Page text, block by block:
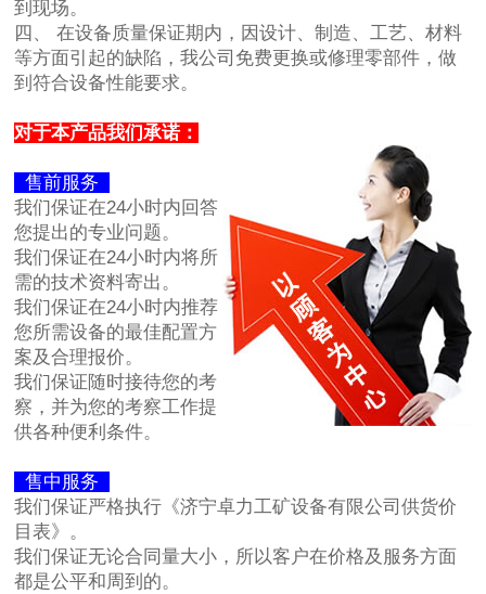
到现场。
四、 在设备质量保证期内，因设计、制造、工艺、材料
等方面引起的缺陷，我公司免费更换或修理零部件，做
到符合设备性能要求。
对于本产品我们承诺：
售前服务
我们保证在24小时内回答
您提出的专业问题。
我们保证在24小时内将所
需的技术资料寄出。
我们保证在24小时内推荐
您所需设备的最佳配置方
案及合理报价。
我们保证随时接待您的考
察，并为您的考察工作提
供各种便利条件。
售中服务
我们保证严格执行《济宁卓力工矿设备有限公司供货价
目表》。
我们保证无论合同量大小，所以客户在价格及服务方面
都是公平和周到的。